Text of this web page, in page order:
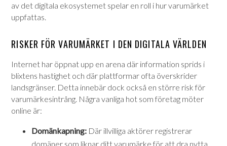
av det digitala ekosystemet spelar en roll i hur varumärket
uppfattas.
RISKER FÖR VARUMÄRKET I DEN DIGITALA VÄRLDEN
Internet har öppnat upp en arena där information sprids i
blixtens hastighet och där plattformar ofta överskrider
landsgränser. Detta innebär dock också en större risk för
varumärkesintrång. Några vanliga hot som företag möter
online är:
Domänkapning: Där illvilliga aktörer registrerar
domäner som liknar ditt varumärke för att dra nytta